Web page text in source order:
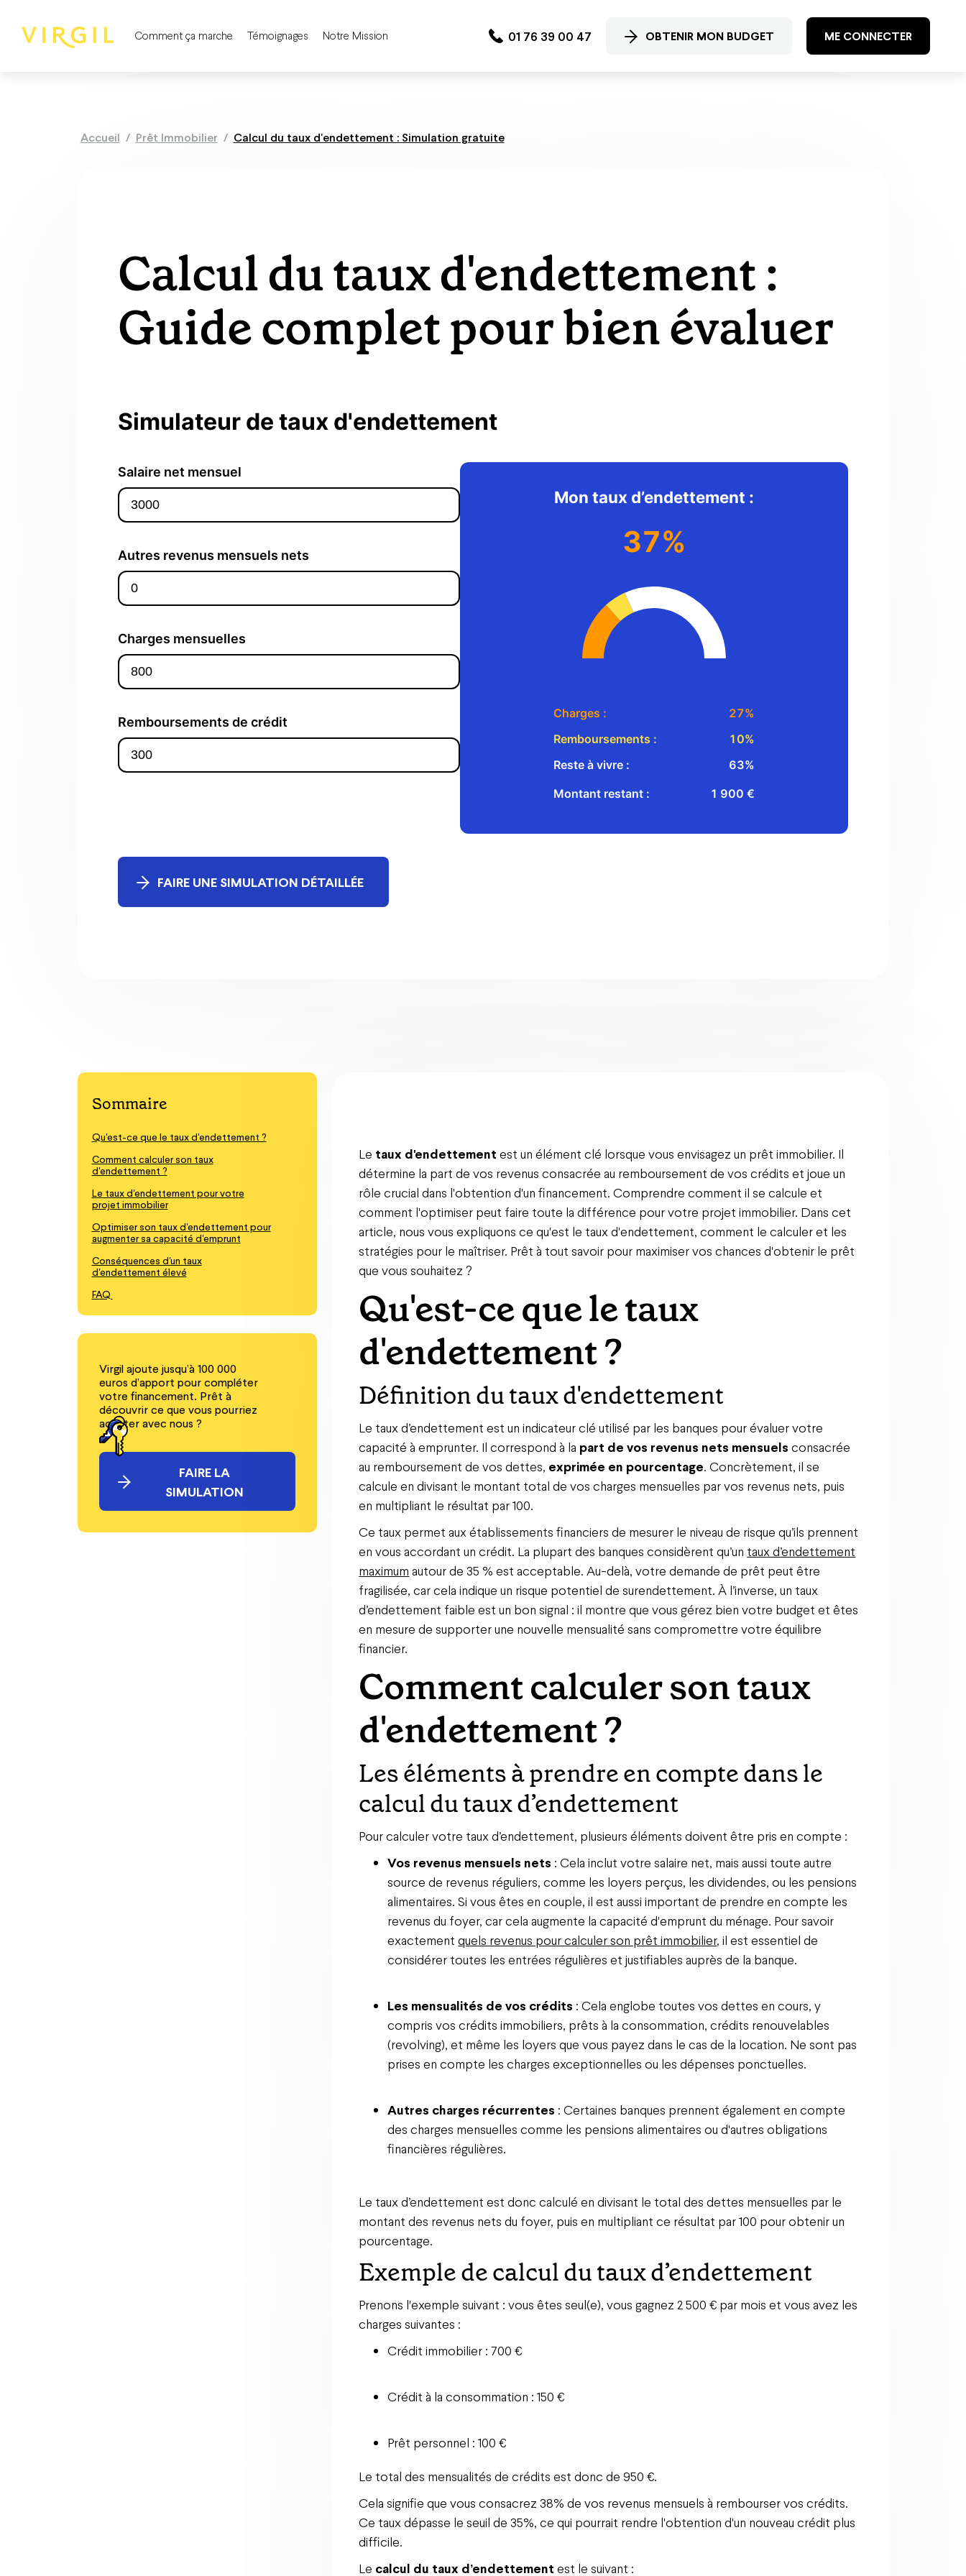
Comment ça marche Témoignages Notre Mission 01 76 39 00 47 OBTENIR MON BUDGET ME CONNECTER
Accueil / Prêt Immobilier / Calcul du taux d'endettement : Simulation gratuite
Calcul du taux d'endettement :
Guide complet pour bien évaluer
FAIRE UNE SIMULATION DÉTAILLÉE
Sommaire
Qu'est-ce que le taux d'endettement ?
Comment calculer son taux
d'endettement ?
Le taux d'endettement pour votre
projet immobilier
Optimiser son taux d'endettement pour
augmenter sa capacité d'emprunt
Conséquences d'un taux
d'endettement élevé
FAQ
Virgil ajoute jusqu’à 100 000
euros d’apport pour compléter
votre financement. Prêt à
découvrir ce que vous pourriez
acheter avec nous ?
FAIRE LA
SIMULATION
Le taux d'endettement est un élément clé lorsque vous envisagez un prêt immobilier. Il
détermine la part de vos revenus consacrée au remboursement de vos crédits et joue un
rôle crucial dans l'obtention d'un financement. Comprendre comment il se calcule et
comment l'optimiser peut faire toute la différence pour votre projet immobilier. Dans cet
article, nous vous expliquons ce qu'est le taux d'endettement, comment le calculer et les
stratégies pour le maîtriser. Prêt à tout savoir pour maximiser vos chances d'obtenir le prêt
que vous souhaitez ?
Qu'est-ce que le taux
d'endettement ?
Définition du taux d'endettement
Le taux d’endettement est un indicateur clé utilisé par les banques pour évaluer votre
capacité à emprunter. Il correspond à la part de vos revenus nets mensuelsconsacrée
au remboursement de vos dettes, exprimée en pourcentage. Concrètement, il se
calcule en divisant le montant total de vos charges mensuelles par vos revenus nets, puis
en multipliant le résultat par 100.
Ce taux permet aux établissements financiers de mesurer le niveau de risque qu’ils prennent
en vous accordant un crédit. La plupart des banques considèrent qu’un taux d’endettement
maximum autour de 35 % est acceptable. Au-delà, votre demande de prêt peut être
fragilisée, car cela indique un risque potentiel de surendettement. À l’inverse, un taux
d’endettement faible est un bon signal : il montre que vous gérez bien votre budget et êtes
en mesure de supporter une nouvelle mensualité sans compromettre votre équilibre
financier.
Comment calculer son taux
d'endettement ?
Les éléments à prendre en compte dans le
calcul du taux d’endettement
Pour calculer votre taux d’endettement, plusieurs éléments doivent être pris en compte :
Vos revenus mensuels nets : Cela inclut votre salaire net, mais aussi toute autre
source de revenus réguliers, comme les loyers perçus, les dividendes, ou les pensions
alimentaires. Si vous êtes en couple, il est aussi important de prendre en compte les
revenus du foyer, car cela augmente la capacité d'emprunt du ménage. Pour savoir
exactementquels revenus pour calculer son prêt immobilier, il est essentiel de
considérer toutes les entrées régulières et justifiables auprès de la banque.
Les mensualités de vos crédits : Cela englobe toutes vos dettes en cours, y
compris vos crédits immobiliers, prêts à la consommation, crédits renouvelables
(revolving), et même les loyers que vous payez dans le cas de la location. Ne sont pas
prises en compte les charges exceptionnelles ou les dépenses ponctuelles.
Autres charges récurrentes : Certaines banques prennent également en compte
des charges mensuelles comme les pensions alimentaires ou d'autres obligations
financières régulières.
Le taux d’endettement est donc calculé en divisant le total des dettes mensuelles par le
montant des revenus nets du foyer, puis en multipliant ce résultat par 100 pour obtenir un
pourcentage.
Exemple de calcul du taux d’endettement
Prenons l'exemple suivant : vous êtes seul(e), vous gagnez 2 500 € par mois et vous avez les
charges suivantes :
Crédit immobilier : 700 €
Crédit à la consommation : 150 €
Prêt personnel : 100 €
Le total des mensualités de crédits est donc de 950 €.
Cela signifie que vous consacrez 38% de vos revenus mensuels à rembourser vos crédits.
Ce taux dépasse le seuil de 35%, ce qui pourrait rendre l'obtention d'un nouveau crédit plus
difficile.
Le calcul du taux d’endettement est le suivant :